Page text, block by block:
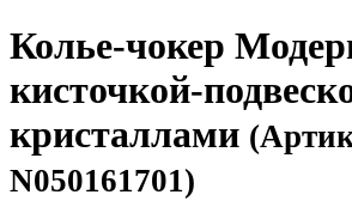
Колье-чокер
кисточкой-
кристаллами
N050161701)